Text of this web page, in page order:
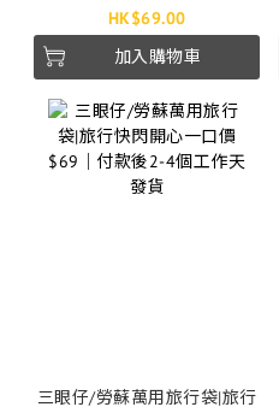
HK$69.00
加入購物車
三眼仔/勞蘇萬用旅行袋|旅行